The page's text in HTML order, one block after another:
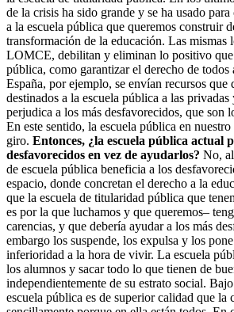
de la crisis ha sido grande y se ha usado
a la escuela pública que queremos construir
transformación de la educación. Las mismas
LOMCE, debilitan y eliminan lo positivo que
pública, como garantizar el derecho de todos
España, por ejemplo, se envían recursos que
destinados a la escuela pública a las privadas
perjudica a los más desfavorecidos, que son
En este sentido, la escuela pública en
giro. Entonces, ¿la escuela pública actual
desfavorecidos en vez de ayudarlos? No,
de escuela pública beneficia a los
espacio, donde concretan el derecho a la
que la escuela de titularidad pública que
es por la que luchamos y que queremos–
carencias, y que debería ayudar a los más
embargo los suspende, los expulsa y los
inferioridad a la hora de vivir. La escuela
los alumnos y sacar todo lo que tienen de
independientemente de su estrato social.
escuela pública es de superior calidad que la